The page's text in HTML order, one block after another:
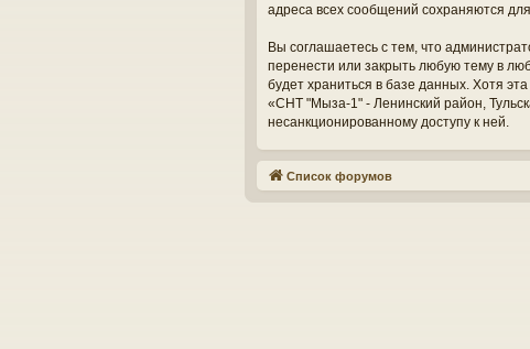
адреса всех сообщений сохраняются
Вы соглашаетесь с тем, что
перенести или закрыть любую тему в
будет храниться в базе данных. Хотя
«СНТ "Мыза-1" - Ленинский район,
несанкционированному доступу к ней.
Список форумов